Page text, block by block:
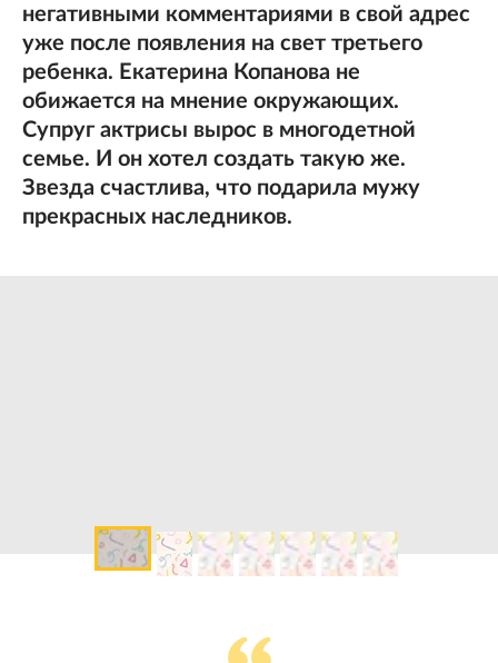
негативными комментариями в свой адрес
уже после появления на свет третьего
ребенка. Екатерина Копанова не
обижается на мнение окружающих.
Супруг актрисы вырос в многодетной
семье. И он хотел создать такую же.
Звезда счастлива, что подарила мужу
прекрасных наследников.